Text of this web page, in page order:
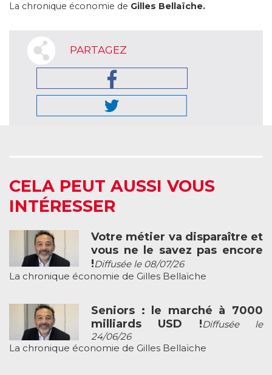
La chronique économie de Gilles Bellaïche.
PARTAGEZ
CELA PEUT AUSSI VOUS
INTÉRESSER
Votre métier va disparaître et
vous ne le savez pas encore
!Diffusée le 08/07/26
La chronique économie de Gilles Bellaïche
Seniors : le marché à 7000
milliards USD !Diffusée le
24/06/26
La chronique économie de Gilles Bellaïche